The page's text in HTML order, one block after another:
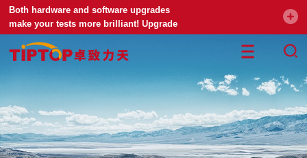
Both hardware and software upgrades
make your tests more brilliant! Upgrade
your universal testing machine